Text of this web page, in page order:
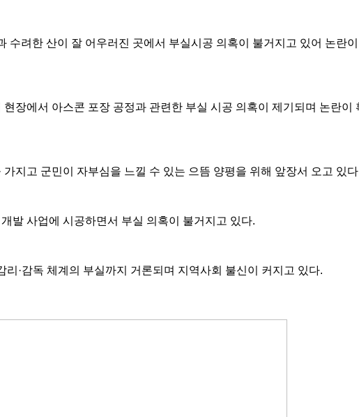
수려한 산이 잘 어우러진 곳에서 부실시공 의혹이 불거지고 있어 논란
장에서 아스콘 포장 공정과 관련한 부실 시공 의혹이 제기되며 논란이
지고 군민이 자부심을 느낄 수 있는 으뜸 양평을 위해 앞장서 오고 있다
발 사업에 시공하면서 부실 의혹이 불거지고 있다.
리 ·감독 체계의 부실까지 거론되며 지역사회 불신이 커지고 있다.